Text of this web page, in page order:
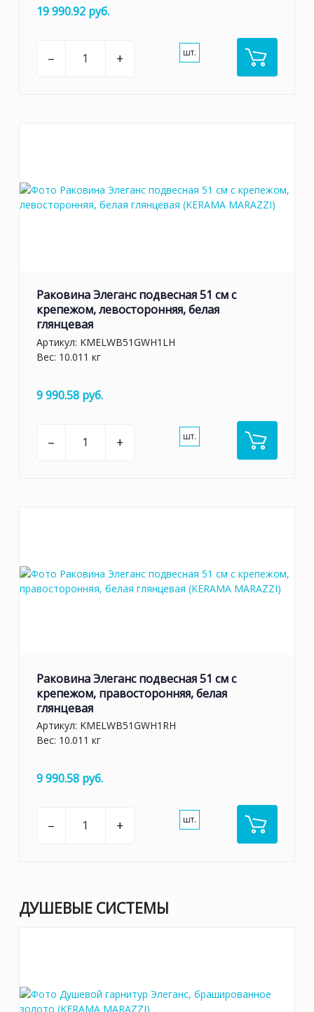
19 990.92 руб.
– + шт.
Раковина Элеганс подвесная 51 см с
крепежом, левосторонняя, белая
глянцевая
Артикул: KMELWB51GWH1LH
Вес: 10.011 кг
9 990.58 руб.
– + шт.
Раковина Элеганс подвесная 51 см с
крепежом, правосторонняя, белая
глянцевая
Артикул: KMELWB51GWH1RH
Вес: 10.011 кг
9 990.58 руб.
– + шт.
ДУШЕВЫЕ СИСТЕМЫ